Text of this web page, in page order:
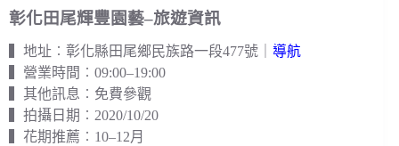
彰化田尾輝豐園藝–旅遊資訊
▍地址︰彰化縣田尾鄉民族路一段477號｜ 導航
▍營業時間︰09:00–19:00
▍其他訊息︰免費參觀
▍拍攝日期︰2020/10/20
▍花期推薦︰10–12月